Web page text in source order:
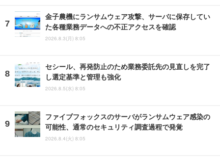
金子農機にランサムウェア攻撃、サーバに保存してい
た各種業務データへの不正アクセスを確認
2026.8.3(月) 8:05
セシール、再発防止のため業務委託先の見直しを完了
し選定基準と管理も強化
2026.8.5(水) 8:05
ファイブフォックスのサーバがランサムウェア感染の
可能性、通常のセキュリティ調査過程で発覚
2026.8.4(火) 8:05